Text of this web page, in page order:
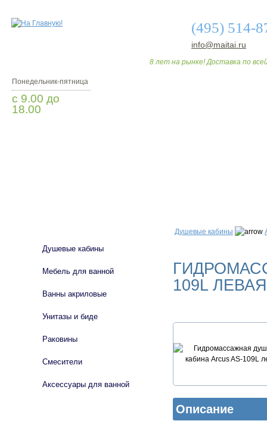
(495) 514-
info@maitai.ru
8 лет на рынке! Доставка по
Понедельник-пятница
с 9.00 до
18.00
Душевые кабины
109L ЛЕВАЯ
Описание
Душевые кабины
Мебель для ванной
Ванны акриловые
Унитазы и биде
Раковины
Смесители
Аксессуары для ванной